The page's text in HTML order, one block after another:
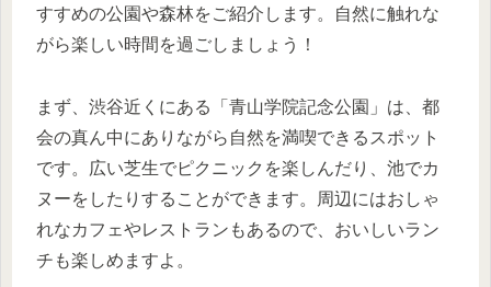
すすめの公園や森林をご紹介します。自然に触れな
がら楽しい時間を過ごしましょう！
まず、渋谷近くにある「青山学院記念公園」は、都
会の真ん中にありながら自然を満喫できるスポット
です。広い芝生でピクニックを楽しんだり、池でカ
ヌーをしたりすることができます。周辺にはおしゃ
れなカフェやレストランもあるので、おいしいラン
チも楽しめますよ。